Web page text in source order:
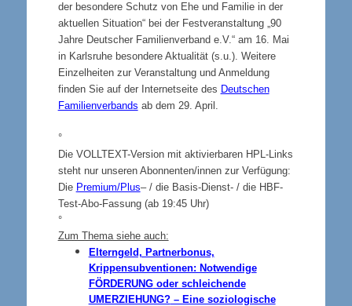
der besondere Schutz von Ehe und Familie in der
aktuellen Situation“ bei der Festveranstaltung „90
Jahre Deutscher Familienverband e.V.“ am 16. Mai
in Karlsruhe besondere Aktualität (s.u.). Weitere
Einzelheiten zur Veranstaltung und Anmeldung
finden Sie auf der Internetseite des Deutschen
Familienverbands ab dem 29. April.
°
Die VOLLTEXT-Version mit aktivierbaren HPL-Links
steht nur unseren Abonnenten/innen zur Verfügung:
Die Premium/Plus– / die Basis-Dienst- / die HBF-
Test-Abo-Fassung (ab 19:45 Uhr)
°
Zum Thema siehe auch:
Elterngeld, Partnerbonus,
Krippensubventionen: Notwendige
FÖRDERUNGoder schleichende
UMERZIEHUNG?– Eine soziologische